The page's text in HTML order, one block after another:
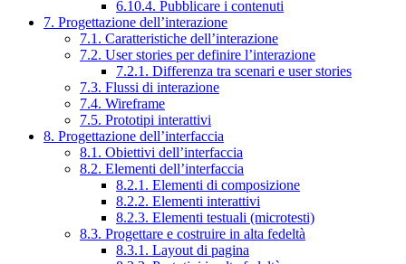
6.10.4. Pubblicare i contenuti
7. Progettazione dell’interazione
7.1. Caratteristiche dell’interazione
7.2. User stories per definire l’interazione
7.2.1. Differenza tra scenari e user stories
7.3. Flussi di interazione
7.4. Wireframe
7.5. Prototipi interattivi
8. Progettazione dell’interfaccia
8.1. Obiettivi dell’interfaccia
8.2. Elementi dell’interfaccia
8.2.1. Elementi di composizione
8.2.2. Elementi interattivi
8.2.3. Elementi testuali (microtesti)
8.3. Progettare e costruire in alta fedeltà
8.3.1. Layout di pagina